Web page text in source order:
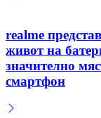
realme
живот на
значително
смартфон